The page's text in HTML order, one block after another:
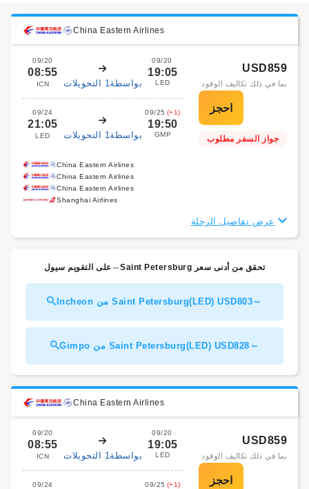
China Eastern Airlines
09/20
08:55
ICN بواسطة1 التحويلات
09/20
19:05
LED
09/24
21:05
LED بواسطة1 التحويلات
09/25 (+1)
19:50
GMP
USD859
بما في ذلك تكاليف الوقود
جواز السفر مطلوب
China Eastern Airlines
China Eastern Airlines
China Eastern Airlines
Shanghai Airlines
عرض تفاصيل الرحلة
على التقويم سيول⇔Saint Petersburg تحقق من أدنى سعر
Incheon من Saint Petersburg(LED) USD803～
Gimpo من Saint Petersburg(LED) USD828～
China Eastern Airlines
09/20
08:55
ICN بواسطة1 التحويلات
09/20
19:05
LED
09/24 09/25 (+1)
USD859
بما في ذلك تكاليف الوقود